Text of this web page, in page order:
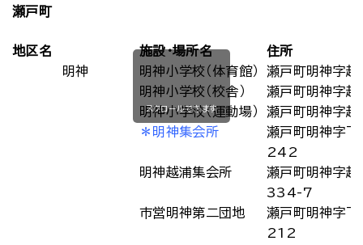
瀬戸町
地区名 施設・場所名
住所
明神
明神小学校（体育館）
瀬戸町明神字
明神小学校（校舎）
瀬戸町明神字
明神小学校（運動場）
瀬戸町明神字
＊明神集会所
瀬戸町明神字下
242
明神越浦集会所
瀬戸町明神字越
334-7
市営明神第二団地
瀬戸町明神字下
212
スクロールできます